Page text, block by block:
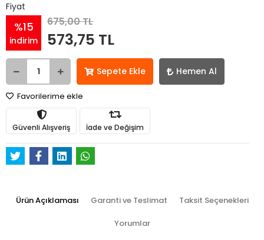
Fiyat
%15
indirim
675,00 TL
573,75 TL
Sepete Ekle Hemen Al
Favorilerime ekle
Güvenli Alışveriş İade ve Değişim
Ürün Açıklaması Garanti ve Teslimat Taksit Seçenekleri
Yorumlar